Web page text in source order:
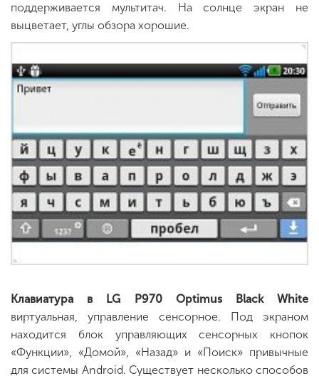
поддерживается мультитач. На солнце экран не
выцветает, углы обзора хорошие.
Клавиатура в LG P970 Optimus Black White
виртуальная, управление сенсорное. Под экраном
находится блок управляющих сенсорных кнопок
«Функции», «Домой», «Назад» и «Поиск» привычные
для системы Android. Существует несколько способов